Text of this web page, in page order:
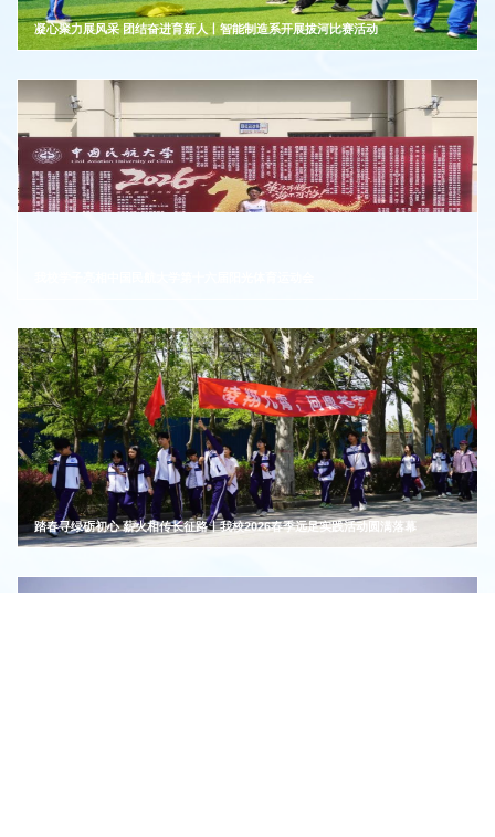
凝心聚力展风采 团结奋进育新人丨智能制造系开展拔河比赛活动
踏春寻绿砺初心 薪火相传长征路丨我校2026春季远足实践活动圆满落幕